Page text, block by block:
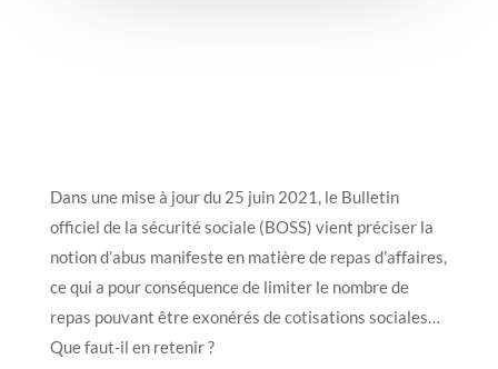
Dans une mise à jour du 25 juin 2021, le Bulletin
officiel de la sécurité sociale (BOSS) vient préciser la
notion d’abus manifeste en matière de repas d’affaires,
ce qui a pour conséquence de limiter le nombre de
repas pouvant être exonérés de cotisations sociales…
Que faut-il en retenir ?